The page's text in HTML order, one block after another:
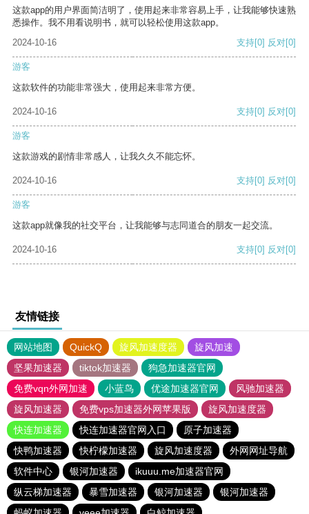
这款app的用户界面简洁明了，使用起来非常容易上手，让我能够快速熟
悉操作。我不用看说明书，就可以轻松使用这款app。
2024-10-16
支持[0] 反对[0]
游客
这款软件的功能非常强大，使用起来非常方便。
2024-10-16 支持[0] 反对[0]
游客
这款游戏的剧情非常感人，让我久久不能忘怀。
2024-10-16 支持[0] 反对[0]
游客
这款app就像我的社交平台，让我能够与志同道合的朋友一起交流。
2024-10-16 支持[0] 反对[0]
友情链接
网站地图 QuickQ 旋风加速度器
旋风加速
坚果加速器
tiktok加速器
狗急加速器官网
免费vqn外网加速
小蓝鸟 优途加速器官网
风驰加速器
旋风加速器
免费vps加速器外网苹果版
旋风加速度器
快连加速器
快连加速器官网入口
原子加速器
快鸭加速器
快柠檬加速器 旋风加速度器
外网网址导航
软件中心
银河加速器
ikuuu.me加速器官网
纵云梯加速器
暴雪加速器 银河加速器
银河加速器